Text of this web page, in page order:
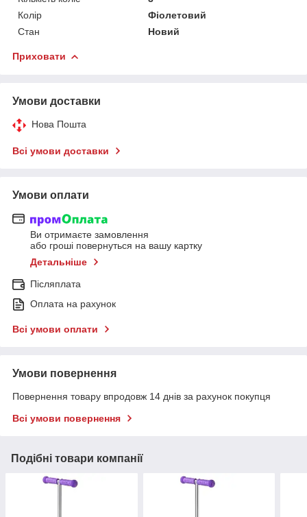
Колір
Фіолетовий
Стан
Новий
Приховати
Умови доставки
Нова Пошта
Всі умови доставки
Умови оплати
Ви отримаєте замовлення
або гроші повернуться на вашу картку
Детальніше
Післяплата
Оплата на рахунок
Всі умови оплати
Умови повернення
Повернення товару впродовж 14 днів за рахунок покупця
Всі умови повернення
Подібні товари компанії